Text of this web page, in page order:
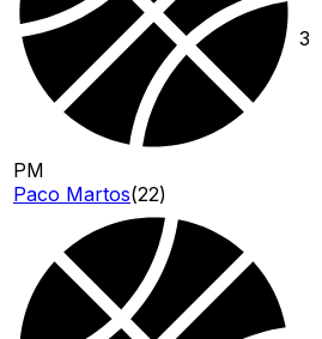
PM
Paco Martos(22)
3